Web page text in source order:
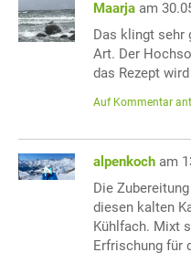
Maarja am
Das klingt sehr
Art. Der
das Rezept
Auf Kommentar
alpenkoch am
Die
diesen kalten
Kühlfach. Mixt
Erfrischung für